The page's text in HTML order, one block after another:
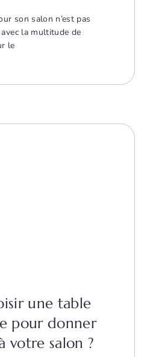
son salon n’est pas
la multitude de
le
une table
pour donner
votre salon ?